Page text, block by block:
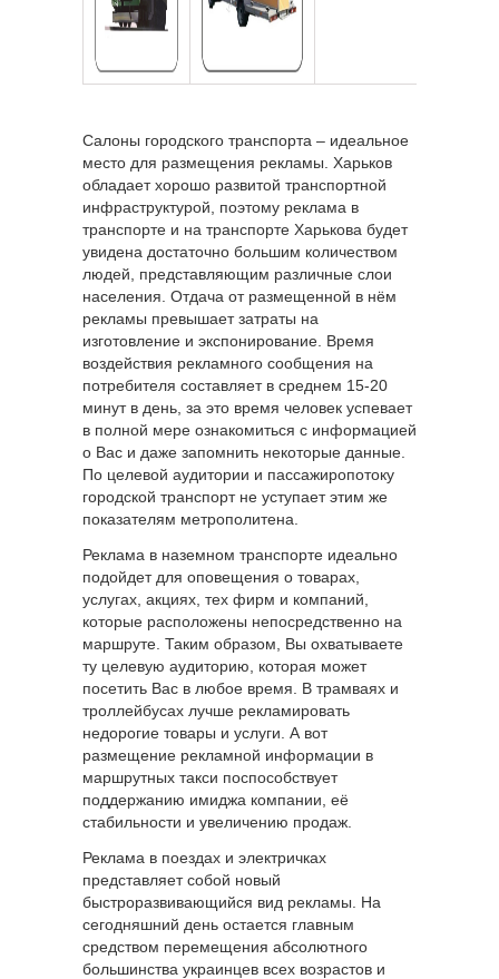
Салоны городского транспорта – идеальное
место для размещения рекламы. Харьков
обладает хорошо развитой транспортной
инфраструктурой, поэтому реклама в
транспорте и на транспорте Харькова будет
увидена достаточно большим количеством
людей, представляющим различные слои
населения. Отдача от размещенной в нём
рекламы превышает затраты на
изготовление и экспонирование. Время
воздействия рекламного сообщения на
потребителя составляет в среднем 15-20
минут в день, за это время человек успевает
в полной мере ознакомиться с информацией
о Вас и даже запомнить некоторые данные.
По целевой аудитории и пассажиропотоку
городской транспорт не уступает этим же
показателям метрополитена.
Реклама в наземном транспорте идеально
подойдет для оповещения о товарах,
услугах, акциях, тех фирм и компаний,
которые расположены непосредственно на
маршруте. Таким образом, Вы охватываете
ту целевую аудиторию, которая может
посетить Вас в любое время. В трамваях и
троллейбусах лучше рекламировать
недорогие товары и услуги. А вот
размещение рекламной информации в
маршрутных такси поспособствует
поддержанию имиджа компании, её
стабильности и увеличению продаж.
Реклама в поездах и электричках
представляет собой новый
быстроразвивающийся вид рекламы. На
сегодняшний день остается главным
средством перемещения абсолютного
большинства украинцев всех возрастов и